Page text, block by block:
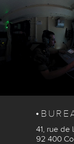
41, rue de
92 400